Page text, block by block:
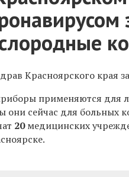
Красноярского края
применяются для
они сейчас для больных
20медицинских